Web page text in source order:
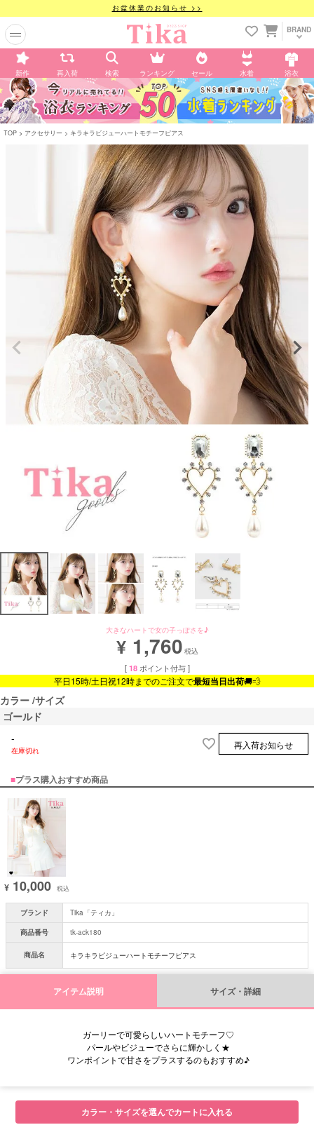
お盆休業のお知らせ >>
BRAND
新作 再入荷 検索 ランキング セール 水着 浴衣
TOP アクセサリー キラキラビジューハートモチーフピアス
大きなハートで女の子っぽさを♪
¥ 1,760 税込
[ 18 ポイント付与 ]
平日15時/土日祝12時までのご注文で最短当日出荷🚚💨
カラー サイズ
ゴールド
-
在庫切れ
再入荷お知らせ
■プラス購入おすすめ商品
¥ 10,000 税込
ブランド
Tika「ティカ」
商品番号
tk-ack180
商品名 キラキラビジューハートモチーフピアス
アイテム説明 サイズ・詳細
ガーリーで可愛らしいハートモチーフ♡
パールやビジューでさらに輝かしく★
ワンポイントで甘さをプラスするのもおすすめ♪
カラー・サイズを選んでカートに入れる